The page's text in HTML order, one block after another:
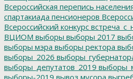
Всероссийская перепись
спартакиада пенсионеров
Всероссийский конкурс
ВЦИОМ выборы выборы 2017
выборы мэра выборы ректора
выборы_2026
выборы_депутатов_2019
выборы-2019 вывоз мусора